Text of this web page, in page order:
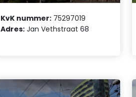
KvK nummer: 75297019
Adres: Jan Vethstraat 68